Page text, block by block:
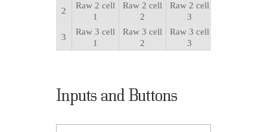
2
Raw 2 cell
1
Raw 2 cell
2
Raw 2 cell
3
3
Raw 3 cell
1
Raw 3 cell
2
Raw 3 cell
3
Inputs and Buttons